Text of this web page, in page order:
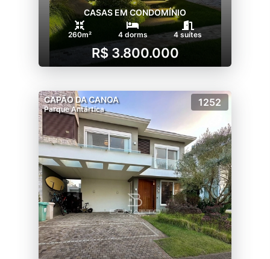
CASAS EM CONDOMÍNIO
260m² 4 dorms 4 suítes
R$ 3.800.000
CAPÃO DA CANOA
Parque Antártica
1252